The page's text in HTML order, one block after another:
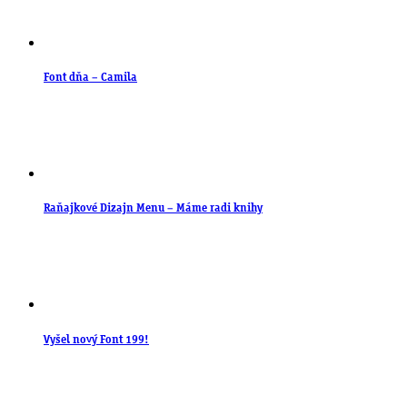
Font dňa – Camila
Raňajkové Dizajn Menu – Máme radi knihy
Vyšel nový Font 199!